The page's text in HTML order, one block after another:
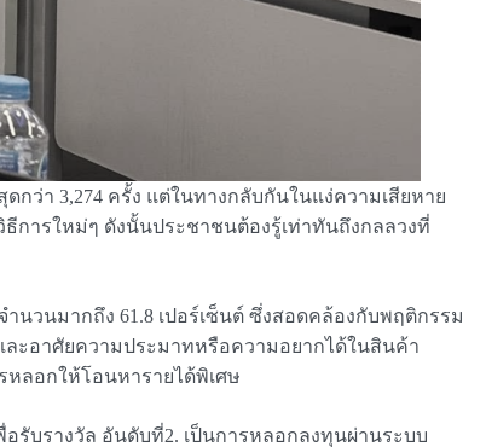
ว่า 3,274 ครั้ง แต่ในทางกลับกันในแง่ความเสียหาย
การใหม่ๆ ดังนั้นประชาชนต้องรู้เท่าทันถึงกลลวงที่
วนมากถึง 61.8 เปอร์เซ็นต์ ซึ่งสอดคล้องกับพฤติกรรม
ละอาศัยความประมาทหรือความอยากได้ในสินค้า
หลอกให้โอนหารายได้พิเศษ
รับรางวัล อันดับที่2. เป็นการหลอกลงทุนผ่านระบบ